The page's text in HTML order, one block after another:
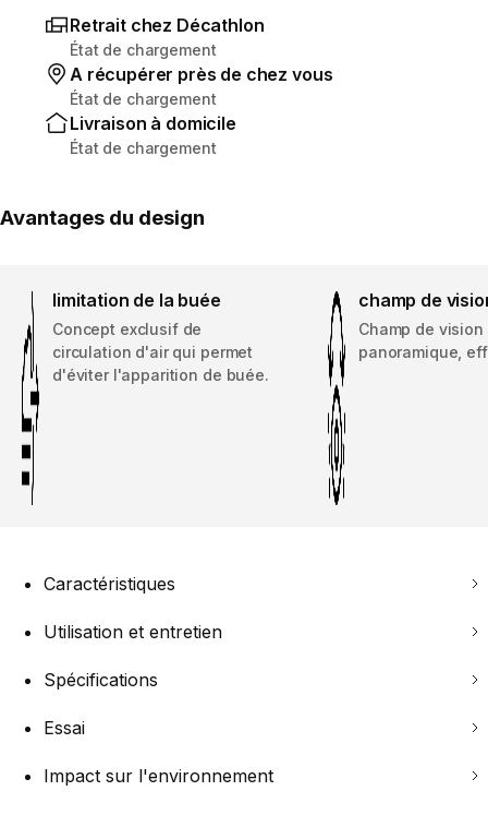
Retrait chez Décathlon
État de chargement
A récupérer près de chez vous
État de chargement
Livraison à domicile
État de chargement
Avantages du design
limitation de la buée
Concept exclusif de
circulation d'air qui permet
d'éviter l'apparition de buée.
champ de
Champ de vision
panoramique,
Caractéristiques
Utilisation et entretien
Spécifications
Essai
Impact sur l'environnement